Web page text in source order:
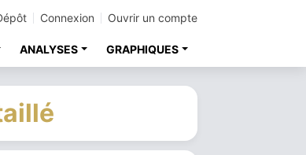
Connexion Ouvrir un compte
ANALYSES GRAPHIQUES